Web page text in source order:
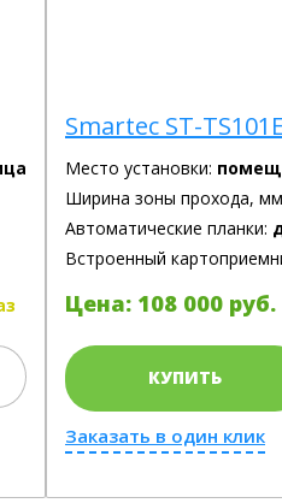
Smartec ST-
Место установки:
Ширина зоны прохода,
Автоматические планки:
Встроенный
Цена: 108 000 руб.
КУПИТЬ
Заказать в один клик